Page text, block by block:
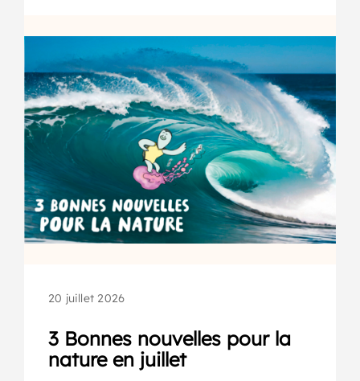
20 juillet 2026
3 Bonnes nouvelles pour la
nature en juillet